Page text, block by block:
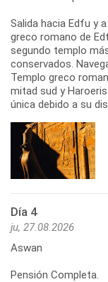
Salida hacia Edfu y
greco romano de
segundo templo
conservados.
Templo greco
mitad sud y
única debido a su
Día 4
ju, 27.08.2026
Aswan
Pensión Completa.